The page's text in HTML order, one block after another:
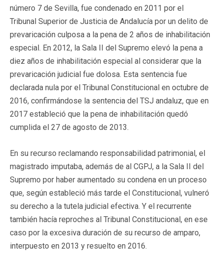
número 7 de Sevilla, fue condenado en 2011 por el
Tribunal Superior de Justicia de Andalucía por un delito de
prevaricación culposa a la pena de 2 años de inhabilitación
especial. En 2012, la Sala II del Supremo elevó la pena a
diez años de inhabilitación especial al considerar que la
prevaricación judicial fue dolosa. Esta sentencia fue
declarada nula por el Tribunal Constitucional en octubre de
2016, confirmándose la sentencia del TSJ andaluz, que en
2017 estableció que la pena de inhabilitación quedó
cumplida el 27 de agosto de 2013.
En su recurso reclamando responsabilidad patrimonial, el
magistrado imputaba, además de al CGPJ, a la Sala II del
Supremo por haber aumentado su condena en un proceso
que, según estableció más tarde el Constitucional, vulneró
su derecho a la tutela judicial efectiva. Y el recurrente
también hacía reproches al Tribunal Constitucional, en ese
caso por la excesiva duración de su recurso de amparo,
interpuesto en 2013 y resuelto en 2016.